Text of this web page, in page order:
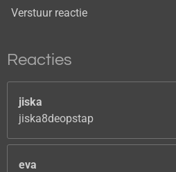
Verstuur reactie
Reacties
jiska
jiska8deopstap
eva